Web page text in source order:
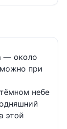
— около
при
небе
этой